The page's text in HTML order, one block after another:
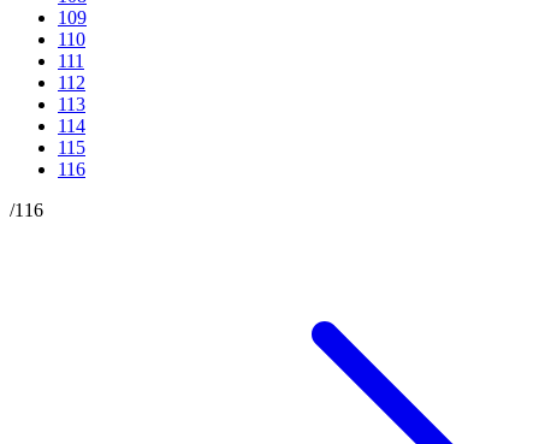
109
110
111
112
113
114
115
116
/116